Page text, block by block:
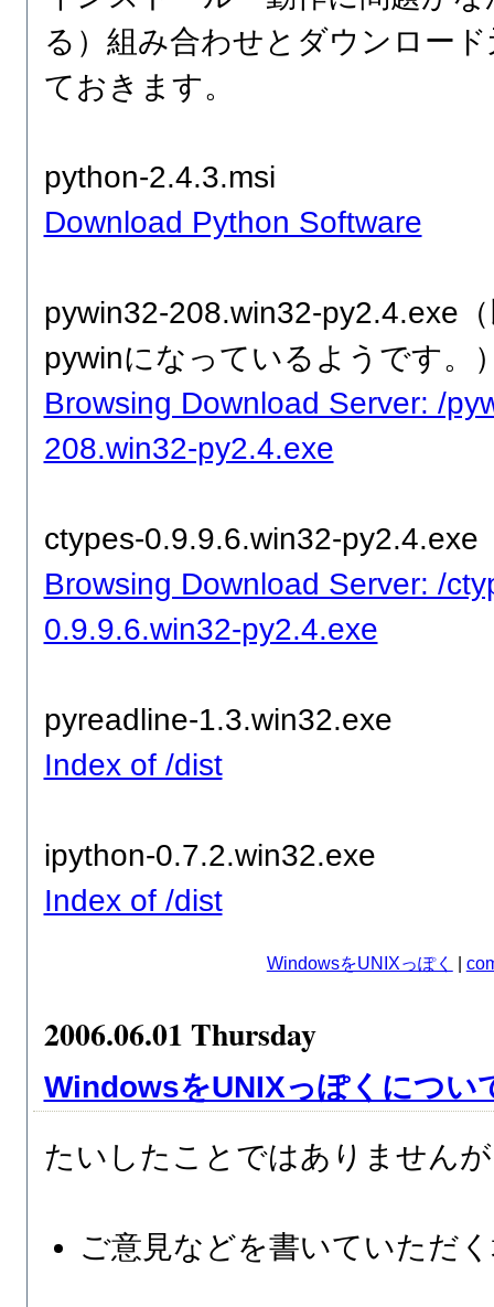
る）組み合わせとダウンロー
ておきます。
python-2.4.3.msi
Download Python Software
pywin32-208.win32-py2.4.exe
pywinになっているようです。
Browsing Download Server: /
208.win32-py2.4.exe
ctypes-0.9.9.6.win32-py2.4.exe
Browsing Download Server: /
0.9.9.6.win32-py2.4.exe
pyreadline-1.3.win32.exe
Index of /dist
ipython-0.7.2.win32.exe
Index of /dist
WindowsをUNIXっぽく
2006.06.01 Thursday
WindowsをUNIXっぽくについ
たいしたことではありませんが
ご意見などを書いていただ